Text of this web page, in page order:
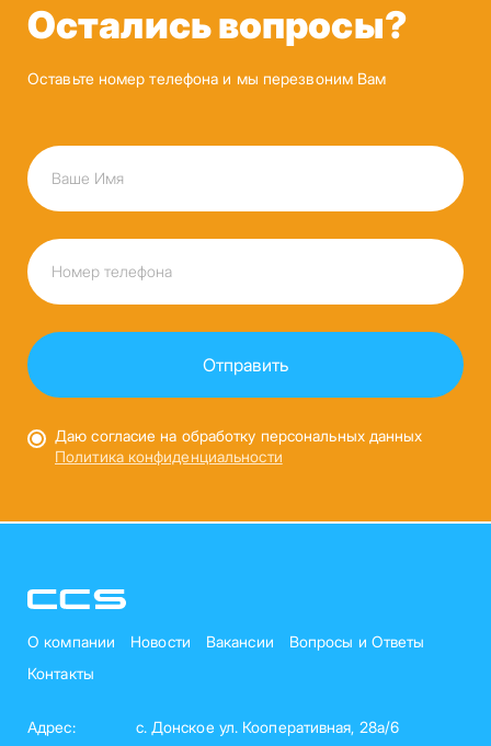
Остались вопросы?
Оставьте номер телефона и мы перезвоним Вам
Даю согласие на обработку персональных данных
Политика конфиденциальности
О компании Новости Вакансии
Вопросы и Ответы
Контакты
Адрес: с. Донское ул. Кооперативная, 28а/6